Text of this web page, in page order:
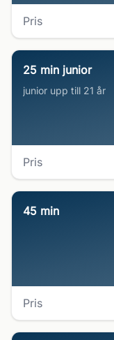
Pris
25 min junior
junior upp till 21 år
Pris
45 min
Pris